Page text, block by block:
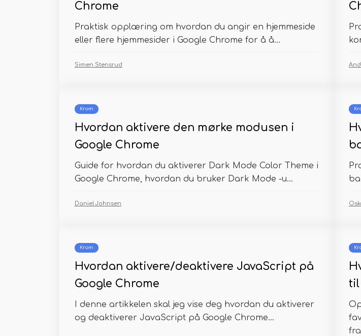
Chrome
Praktisk opplæring om hvordan du angir en hjemmeside
eller flere hjemmesider i Google Chrome for å å...
Simen Stensrud
Krom
Hvordan aktivere den mørke modusen i
Google Chrome
Guide for hvordan du aktiverer Dark Mode Color Theme i
Google Chrome, hvordan du bruker Dark Mode -u...
Daniel Johnsen
Krom
Hvordan aktivere/deaktivere JavaScript på
Google Chrome
I denne artikkelen skal jeg vise deg hvordan du aktiverer
og deaktiverer JavaScript på Google Chrome...
til